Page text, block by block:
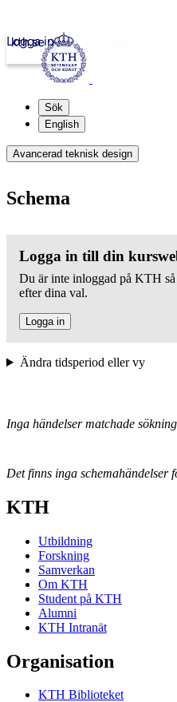
kth.se
Logga in
Sök
English
Avancerad teknisk design
Schema
Logga in till din
Du är inte inloggad på KTH så
efter dina val.
Logga in
Ändra tidsperiod eller vy
Inga händelser matchade
Det finns inga schemahändelser
KTH
Utbildning
Forskning
Samverkan
Om KTH
Student på KTH
Alumni
KTH Intranät
Organisation
KTH Biblioteket